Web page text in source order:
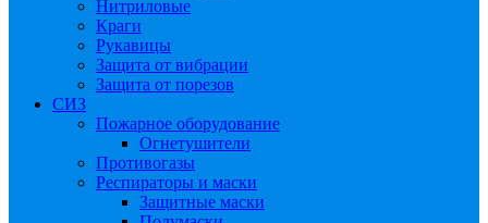
Нитриловые
Краги
Рукавицы
Защита от вибрации
Защита от порезов
СИЗ
Пожарное оборудование
Огнетушители
Противогазы
Респираторы и маски
Защитные маски